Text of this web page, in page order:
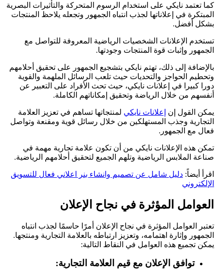
كما تعتمد نايكي على استخدام الرسوم المتحركة والتأثيرات البصرية
المبتكرة في إعلاناتها لجذب انتباه الجمهور وتجعله يلاحظ المنتجات
بشكل أفضل.
تستخدم الإعلانات الشخصيات الرياضية المعروفة للتواصل مع
الجمهور وإثبات قوة المنتجات وجودتها.
بالإضافة إلى ذلك، تهتم نايكي بتشجيع الجمهور على تحقيق أحلامهم
وتحطيم الحواجز والتحديات حيث تلعب الرسائل الملهمة والقوية
دورا كبيرا في إعلانات نايكي، حيث تحث الأفراد على التعبير عن
أنفسهم من خلال الرياضة وتحقيق إمكاناتهم الكاملة.
يمكن القول إن إعلانات نايكي لمنتجاتها تساهم في تعزيز العلامة
التجارية وجذب المستهلكين من خلال رسائل قوية ومقنعة وتواصل
فعال مع الجمهور.
تمكن هذه الإعلانات نايكي من أن تكون علامة تجارية مهمة في
صناعة الملابس الرياضية وتلهم الجميع لتحقيق أحلامهم الرياضية.
اقرأ أيضاً: دليل شامل عن تصميم وانشاء بنر اعلاني فعال للتسويق
الإلكتروني
العوامل المؤثرة في نجاح الإعلان
تعتبر العوامل المؤثرة في نجاح الإعلان أمرًا حاسمًا لجذب انتباه
الجمهور وإثارة اهتمامه، وتعزيز ارتباطه بالعلامة التجارية ومنتجها.
يمكن تجميع هذه العوامل في النقاط التالية:
توافق الإعلان مع قيم العلامة التجارية: